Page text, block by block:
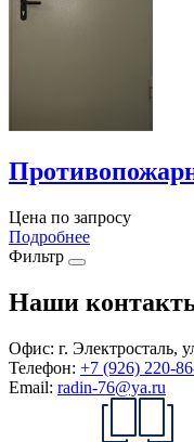
Цена по запросу
Подробнее
Фильтр
Наши
Офис: г. Электросталь,
Телефон: +7 (926) 220-
Email: radin-76@ya.ru